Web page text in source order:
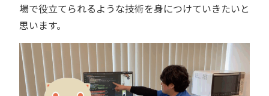
場で役立てられるような技術を身につけていきたいと
思います。